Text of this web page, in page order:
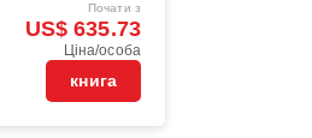
Почати з
US$ 635.73
Ціна/особа
книга